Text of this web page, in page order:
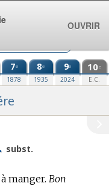
7e
1878
8e
1935
9e
2024
10e
E.C.
subst.
manger. Bon
OUVRIR